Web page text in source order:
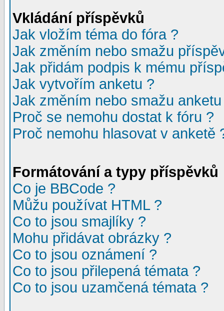
Vkládání příspěvků
Jak vložím téma do fóra ?
Jak změním nebo smažu
Jak přidám podpis k mému
Jak vytvořím anketu ?
Jak změním nebo smažu
Proč se nemohu dostat k fóru ?
Proč nemohu hlasovat v anketě
Formátování a typy příspěvků
Co je BBCode ?
Můžu používat HTML ?
Co to jsou smajlíky ?
Mohu přidávat obrázky ?
Co to jsou oznámení ?
Co to jsou přilepená témata ?
Co to jsou uzamčená témata ?